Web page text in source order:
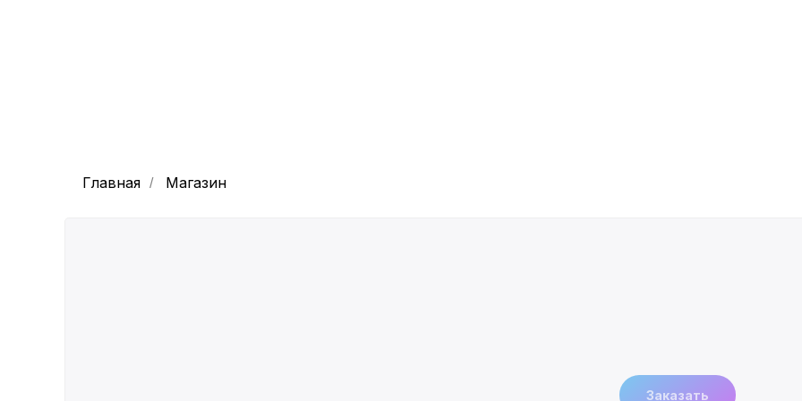
Главная / Магазин
Заказать